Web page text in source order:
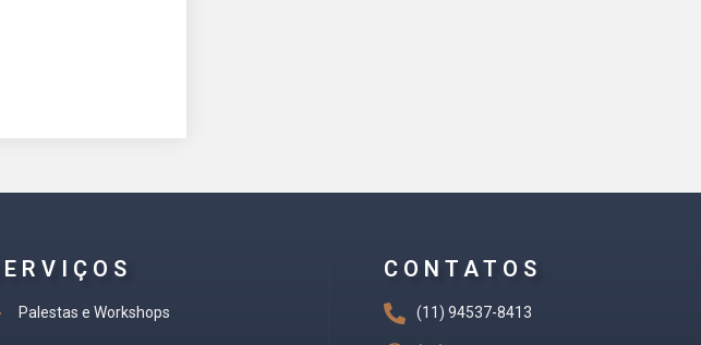
Palestas e Workshops
CONTATOS
(11) 94537-8413